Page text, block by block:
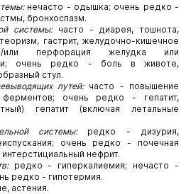
нечасто - одышка; очень редко -
бронхоспазм.
системы: часто - диарея, тошнота,
гастрит, желудочно-кишечное
или перфорация желудка или
очень редко - боль в животе,
стул.
путей:часто - повышение
ферментов; очень редко - гепатит,
гепатит (включая летальные
системы:редко - дизурия,
очень редко - почечная
нефрит.
редко - гиперкалиемия; нечасто -
редко - гипотермия.
астения.